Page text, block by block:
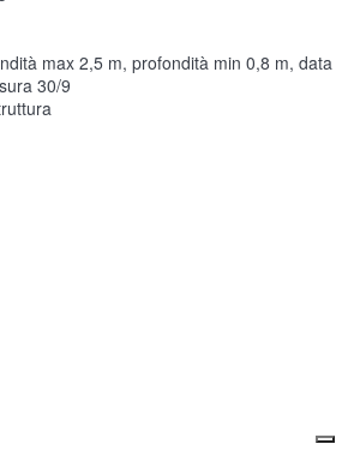
max 2,5 m, profondità min 0,8 m, data
30/9